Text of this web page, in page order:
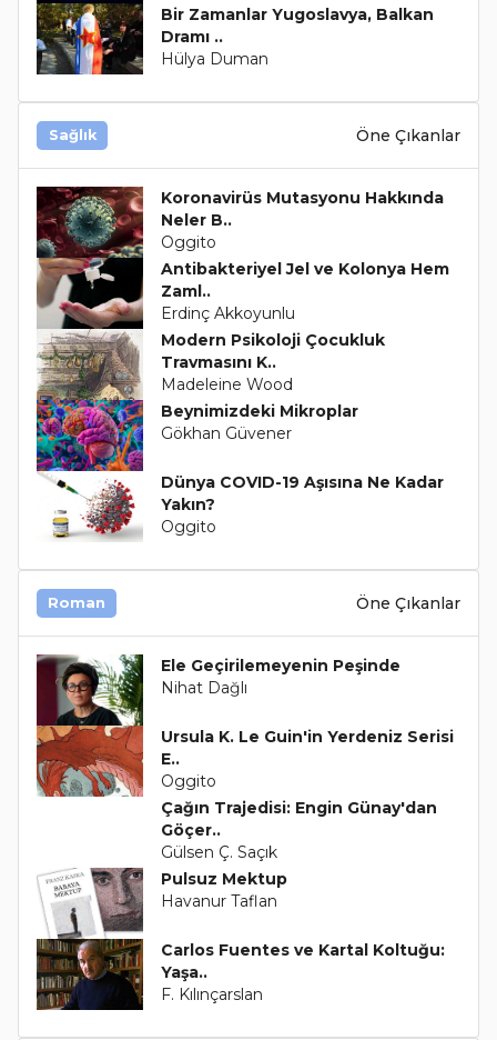
Bir Zamanlar Yugoslavya, Balkan
Dramı ..
Hülya Duman
Sağlık Öne Çıkanlar
Koronavirüs Mutasyonu Hakkında
Neler B..
Oggito
Antibakteriyel Jel ve Kolonya Hem
Zaml..
Erdinç Akkoyunlu
Modern Psikoloji Çocukluk
Travmasını K..
Madeleine Wood
Beynimizdeki Mikroplar
Gökhan Güvener
Dünya COVID-19 Aşısına Ne Kadar
Yakın?
Oggito
Roman Öne Çıkanlar
Ele Geçirilemeyenin Peşinde
Nihat Dağlı
Ursula K. Le Guin'in Yerdeniz Serisi
E..
Oggito
Çağın Trajedisi: Engin Günay'dan
Göçer..
Gülsen Ç. Saçık
Pulsuz Mektup
Havanur Taflan
Carlos Fuentes ve Kartal Koltuğu:
Yaşa..
F. Kılınçarslan